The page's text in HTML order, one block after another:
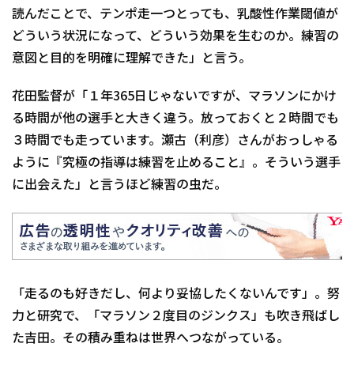
読んだことで、テンポ走一つとっても、乳酸性作業閾値が
どういう状況になって、どういう効果を生むのか。練習の
意図と目的を明確に理解できた」と言う。
花田監督が「１年365日じゃないですが、マラソンにかけ
る時間が他の選手と大きく違う。放っておくと２時間でも
３時間でも走っています。瀬古（利彦）さんがおっしゃる
ように『究極の指導は練習を止めること』。そういう選手
に出会えた」と言うほど練習の虫だ。
「走るのも好きだし、何より妥協したくないんです」。努
力と研究で、「マラソン２度目のジンクス」も吹き飛ばし
た吉田。その積み重ねは世界へつながっている。